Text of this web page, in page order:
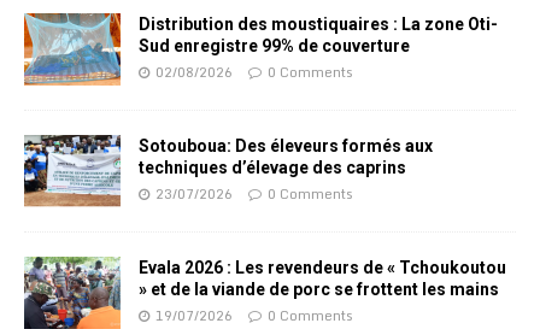
Distribution des moustiquaires : La zone Oti-
Sud enregistre 99% de couverture
02/08/2026 0 Comments
Sotouboua: Des éleveurs formés aux
techniques d’élevage des caprins
23/07/2026 0 Comments
Evala 2026 : Les revendeurs de « Tchoukoutou
» et de la viande de porc se frottent les mains
19/07/2026 0 Comments